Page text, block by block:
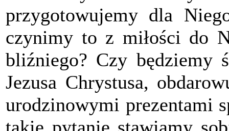
przygotowujemy dla
czynimy to z miłości do
bliźniego? Czy będziemy
Jezusa Chrystusa,
urodzinowymi prezentami